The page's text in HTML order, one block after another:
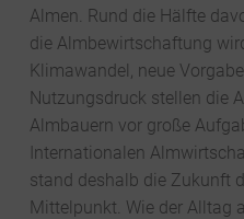
Almen. Rund die Hälfte
die Almbewirtschaftung
Klimawandel, neue
Nutzungsdruck stellen die
Almbauern vor große
Internationalen
stand deshalb die Zukunft
Mittelpunkt. Wie der Alltag